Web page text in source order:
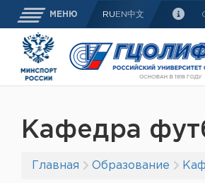
МЕНЮ RU EN中文
Кафедра
Главная Образование